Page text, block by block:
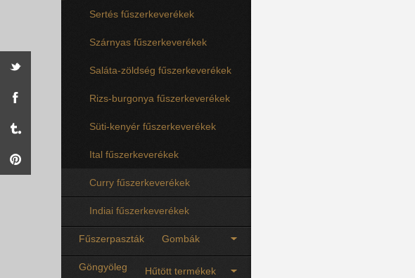
Sertés fűszerkeverékek
Szárnyas fűszerkeverékek
Saláta-zöldség fűszerkeverékek
Rizs-burgonya fűszerkeverékek
Süti-kenyér fűszerkeverékek
Ital fűszerkeverékek
Curry fűszerkeverékek
Indiai fűszerkeverékek
Fűszerpaszták Gombák
Göngyöleg Hűtött termékek